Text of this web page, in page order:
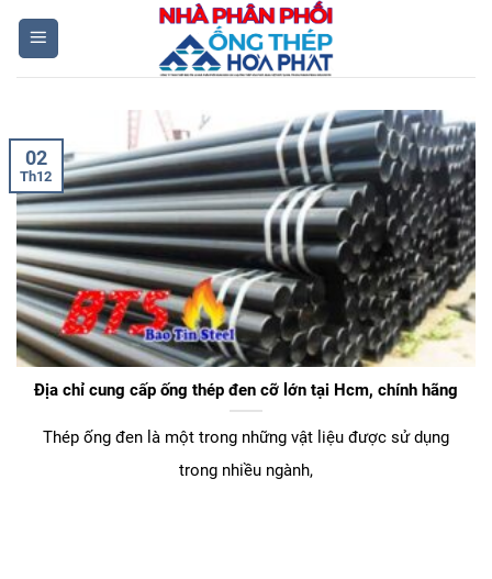
Skip
content
Địa chỉ cung cấp ống thép đen cỡ lớn tại Hcm, chính hãng
Thép ống đen là một trong những vật liệu được sử dụng
trong nhiều ngành,
02
Th12